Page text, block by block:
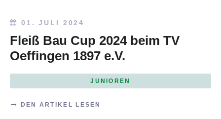
01. JULI 2024
Fleiß Bau Cup 2024 beim TV
Oeffingen 1897 e.V.
JUNIOREN
DEN ARTIKEL LESEN